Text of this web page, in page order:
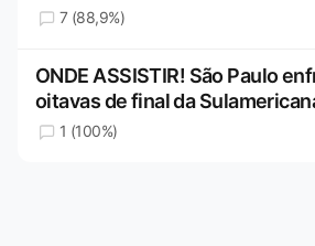
7 (88,9%)
ONDE ASSISTIR! São Paulo
oitavas de final da
1 (100%)